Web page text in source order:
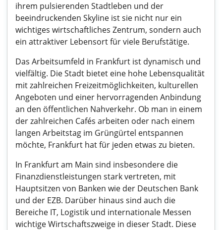
ihrem pulsierenden Stadtleben und der
beeindruckenden Skyline ist sie nicht nur ein
wichtiges wirtschaftliches Zentrum, sondern auch
ein attraktiver Lebensort für viele Berufstätige.
Das Arbeitsumfeld in Frankfurt ist dynamisch und
vielfältig. Die Stadt bietet eine hohe Lebensqualität
mit zahlreichen Freizeitmöglichkeiten, kulturellen
Angeboten und einer hervorragenden Anbindung
an den öffentlichen Nahverkehr. Ob man in einem
der zahlreichen Cafés arbeiten oder nach einem
langen Arbeitstag im Grüngürtel entspannen
möchte, Frankfurt hat für jeden etwas zu bieten.
In Frankfurt am Main sind insbesondere die
Finanzdienstleistungen stark vertreten, mit
Hauptsitzen von Banken wie der Deutschen Bank
und der EZB. Darüber hinaus sind auch die
Bereiche IT, Logistik und internationale Messen
wichtige Wirtschaftszweige in dieser Stadt. Diese